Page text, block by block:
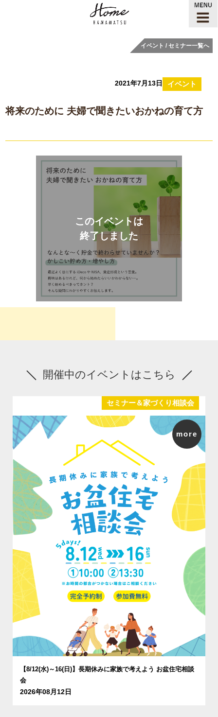
イベント / セミナー一覧へ
イベント
2021年7月13日
将来のために 夫婦で聞きたいおかねの育て方
このイベントは
終了しました
開催中のイベントはこちら
セミナー＆家づくり相談会
【8/12(水)～16(日)】長期休みに家族で考えよう お盆住宅相談
会
2026年08月12日
more